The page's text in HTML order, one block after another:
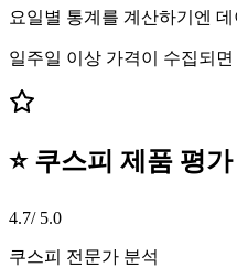
요일별 통계를 계산하기엔
일주일 이상 가격이 수집되
⭐ 쿠스피 제품 평
4.7/ 5.0
쿠스피 전문가 분석